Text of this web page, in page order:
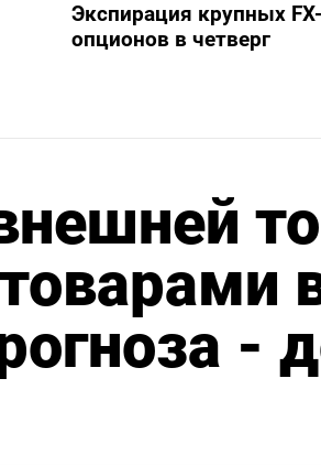
Экспирация крупных FX-
опционов в четверг
-